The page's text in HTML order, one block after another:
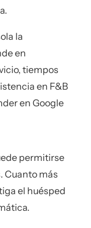
la
en
tiempos
en F&B
en Google
permitirse
Cuanto más
el huésped